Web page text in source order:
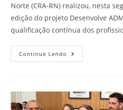
Norte (CRA-RN) realizou, nesta
edição do projeto Desenvolve
qualificação contínua dos
Continue Lendo Desenvolve
ADM
Conflitos
Na